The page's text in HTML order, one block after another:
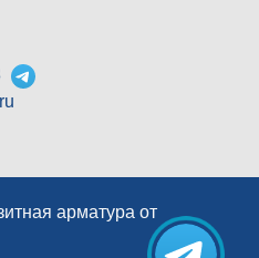
арматура от